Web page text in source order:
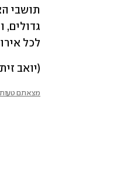
לכל
(יואב
מצאתם טעות